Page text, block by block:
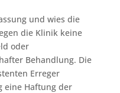
und wies die
die Klinik keine
oder
Behandlung. Die
Erreger
eine Haftung der